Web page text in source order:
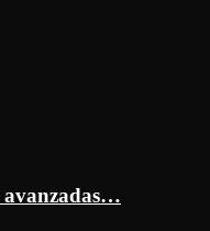
avanzadas…